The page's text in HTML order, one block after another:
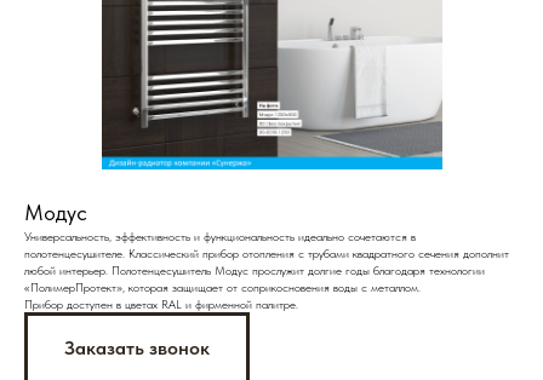
Модус
Универсальность, эффективность и функциональность идеально сочетаются в
полотенцесушителе. Классический прибор отопления с трубами квадратного сечения дополнит
любой интерьер. Полотенцесушитель Модус прослужит долгие годы благодаря технологии
«ПолимерПротект», которая защищает от соприкосновения воды с металлом.
Прибор доступен в цветах RAL и фирменной палитре.
Заказать звонок